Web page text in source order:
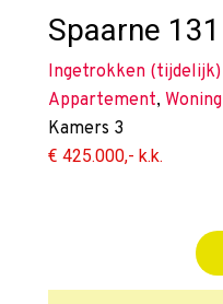
Spaarne 131
Ingetrokken (tijdelijk)
Appartement, Woning
Kamers 3
€ 425.000,- k.k.